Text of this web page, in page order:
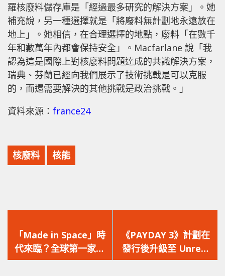
羅核廢料儲存庫是「經過最多研究的解決方案」。她
補充說，另一種選擇就是「將廢料無計劃地永遠放在
地上」。她相信，在合理選擇的地點，廢料「在數千
年和數萬年內都會保持安全」。Macfarlane 說「我
認為這是國際上對核廢料問題達成的共識解決方案，
瑞典、芬蘭已經向我們展示了技術挑戰是可以克服
的，而還需要解決的其他挑戰是政治挑戰。」
資料來源： france24
核廢料 核能
一
篇
文
「Made in Space」時
代來臨？全球第一家太
空製藥廠進入太空軌
一
篇
文
《PAYDAY 3》計劃在
發行後升級至 Unreal
Engine 5，遊戲畫面一